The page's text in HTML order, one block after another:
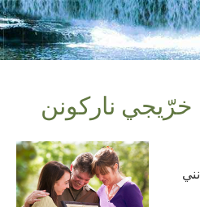
Norsk
Portuguès
Русский (Russian)
繁體中文 (Chinese)
Nepali
Arabic
Ukrainian
Czech
خرّيجي ناركونن